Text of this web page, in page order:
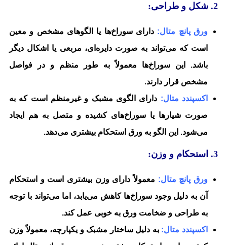
2. شکل و طراحی:
ورق پانچ متال: دارای سوراخ‌ها یا الگوهای مشخص و معین
است که می‌تواند به صورت دایره‌ای، مربعی یا اشکال دیگر
باشد. این سوراخ‌ها معمولاً به طور منظم و در فواصل
مشخص قرار دارند.
اکسپندد متال: دارای الگوی مشبک و غیرمنظم است که به
صورت شیارها یا سوراخ‌های کشیده و متصل به هم ایجاد
می‌شود. این الگو به ورق استحکام بیشتری می‌دهد.
3. استحکام و وزن:
ورق پانچ متال: معمولاً دارای وزن بیشتری است و استحکام
آن به دلیل وجود سوراخ‌ها کاهش می‌یابد، اما می‌تواند با توجه
به طراحی و ضخامت ورق به خوبی عمل کند.
اکسپندد متال: به دلیل ساختار مشبک و یکپارچه، معمولاً وزن